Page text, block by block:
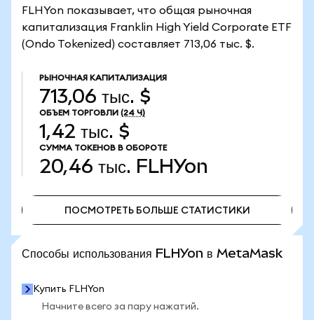
FLHYon показывает, что общая рыночная
капитализация Franklin High Yield Corporate ETF
(Ondo Tokenized) составляет 713,06 тыс. $.
РЫНОЧНАЯ КАПИТАЛИЗАЦИЯ
713,06 тыс. $
ОБЪЕМ ТОРГОВЛИ (24 Ч)
1,42 тыс. $
СУММА ТОКЕНОВ В ОБОРОТЕ
20,46 тыс. FLHYon
ПОСМОТРЕТЬ БОЛЬШЕ СТАТИСТИКИ
Способы использования FLHYon в MetaMask
Купить FLHYon
Начните всего за пару нажатий.